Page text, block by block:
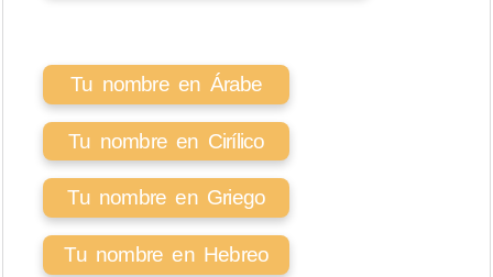
Tu nombre en Árabe
Tu nombre en Cirílico
Tu nombre en Griego
Tu nombre en Hebreo